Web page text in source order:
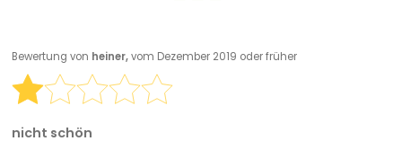
Bewertung von heiner,vom Dezember 2019 oder früher
nicht schön